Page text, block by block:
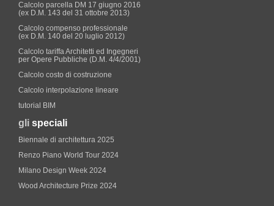
Calcolo parcella DM 17 giugno 2016
(ex D.M. 143 del 31 ottobre 2013)
Calcolo compenso professionale
(ex D.M. 140 del 20 luglio 2012)
Calcolo tariffa Architetti ed Ingegneri
per Opere Pubbliche (D.M. 4/4/2001)
Calcolo costo di costruzione
Calcolo interpolazione lineare
tutorial BIM
gli speciali
Biennale di architettura 2025
Renzo Piano World Tour 2024
Milano Design Week 2024
Wood Architecture Prize 2024